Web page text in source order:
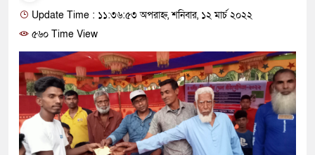
Update Time : ১১:৩৬:৫৩ অপরাহ্ন, শনিবার, ১২ মার্চ ২০২২
৫৬০ Time View